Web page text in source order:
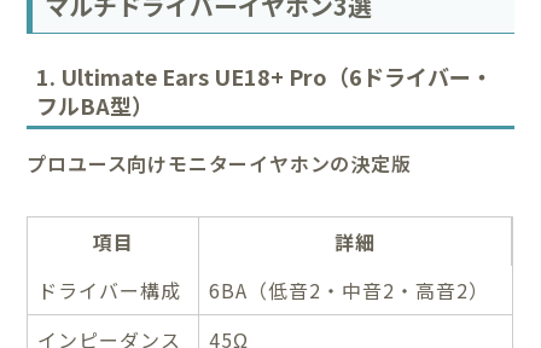
1. Ultimate Ears UE18+ Pro（6ドライバー・
フルBA型）
プロユース向けモニターイヤホンの決定版
項目
詳細
ドライバー構成
6BA（低音2・中音2・高音2）
インピーダンス
45Ω